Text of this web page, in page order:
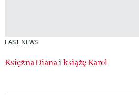
EAST NEWS
Księżna Dianaiksiążę Karol